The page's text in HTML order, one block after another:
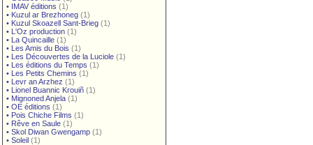
• IMAV éditions (1)
• Kuzul ar Brezhoneg (1)
• Kuzul Skoazell Sant-Brieg (1)
• L'Oz production (1)
• La Quincaille (1)
• Les Amis du Bois (1)
• Les Découvertes de la Luciole (1)
• Les éditions du Temps (1)
• Les Petits Chemins (1)
• Levr an Arzhez (1)
• Lionel Buannic Krouiñ (1)
• Mignoned Anjela (1)
• OE éditions (1)
• Pois Chiche Films (1)
• Rêve en Saule (1)
• Skol Diwan Gwengamp (1)
• Soleil (1)